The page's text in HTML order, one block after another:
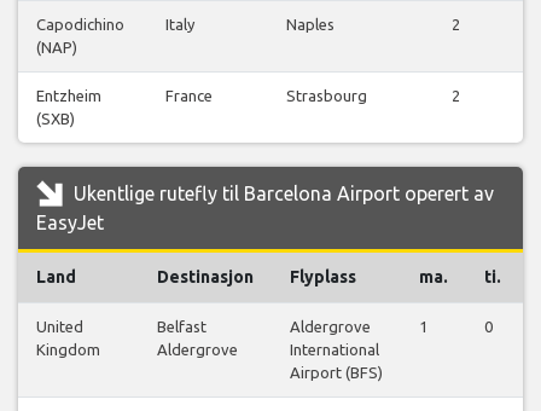
Capodichino
(NAP)
Italy Naples
2
Entzheim
(SXB)
France Strasbourg
2
Ukentlige rutefly til Barcelona Airport operert av
EasyJet
Land Destinasjon Flyplass ma. ti.
United
Kingdom
Belfast
Aldergrove
Aldergrove
International
Airport (BFS)
1 0